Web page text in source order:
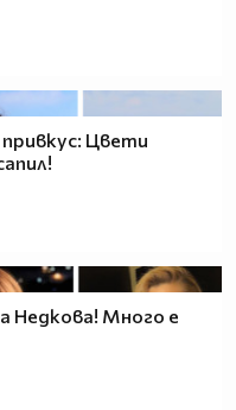
Цвети
Недкова! Много е